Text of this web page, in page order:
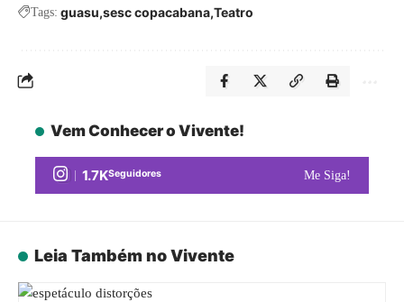
Tags: guasu sesc copacabana Teatro
Vem Conhecer o Vivente!
1.7KSeguidores Me Siga!
Leia Também no Vivente